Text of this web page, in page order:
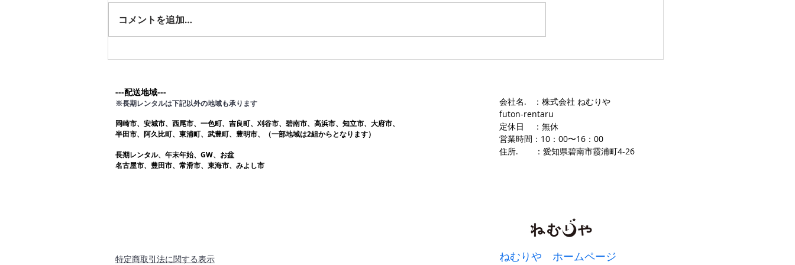
す。愛知ふとんレンタル ねむり
や
コメントを追加…
---配送地域---​
※長期レンタルは下記以外の地域も承ります
岡崎市、安城市、西尾市、一色町、吉良町、刈谷市、碧南市、高浜市、知立市、大府市​、
半田市、阿久比町、東浦町、武豊町、豊明市、（一部地域は2組からとなります）
長期レンタル、年末年始、GW、お盆
名古屋市、豊田市、常滑市、東海市、みよし市
​特定商取引法に関する表示
会社名. ：株式会社 ねむりや
futon-rentaru
定休日 ：無休
営業時間：10：00〜16 ：00
​住所. ：愛知県碧南市霞浦町4-2​6
ねむりや ホームページ